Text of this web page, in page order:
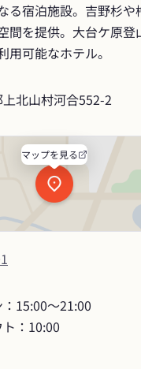
る宿泊施設。吉野杉
間を提供。大台ケ原
用可能なホテル。
北山村河合552-2
マップを見る
15:00〜21:00
：10:00